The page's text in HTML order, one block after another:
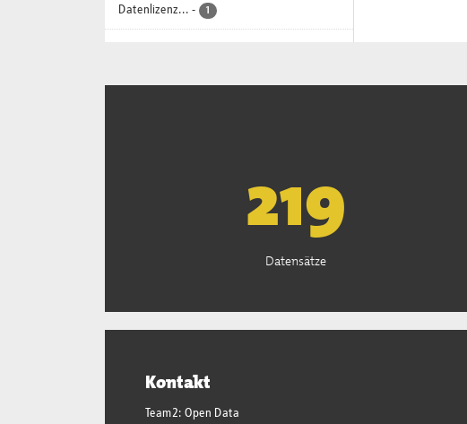
Datenlizenz... - 1
222
Datensätze
Kontakt
Team2: Open Data